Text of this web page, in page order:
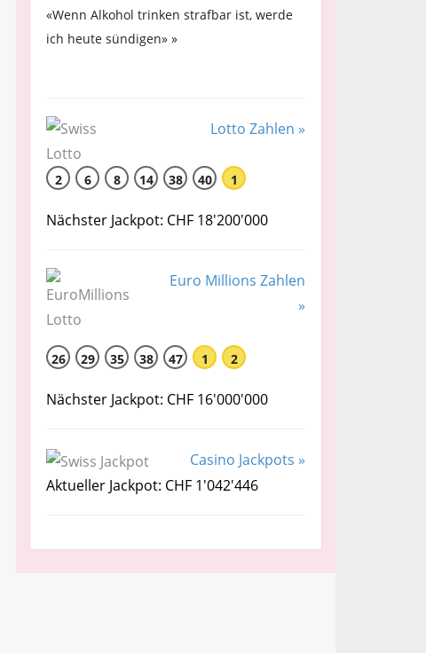
«Wenn Alkohol trinken strafbar ist, werde
ich heute sündigen» »
Lotto Zahlen »
2 6 8 14 38 40 1
Nächster Jackpot: CHF 18'200'000
Euro Millions Zahlen
»
26 29 35 38 47 1 2
Nächster Jackpot: CHF 16'000'000
Casino Jackpots »
Aktueller Jackpot: CHF 1'042'446